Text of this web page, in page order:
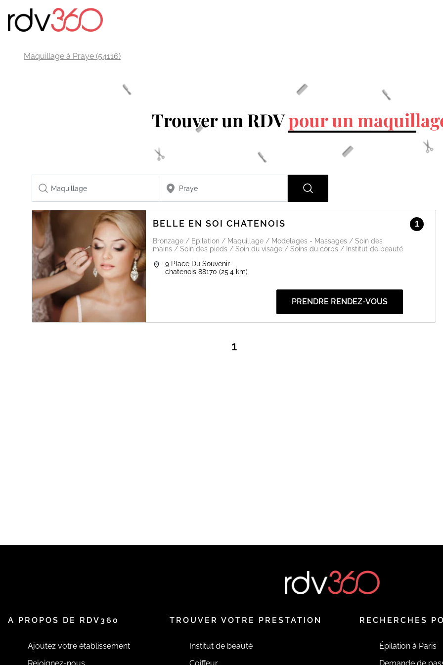
Maquillage à Praye (54116)
Trouver un RDVpour un
BELLE EN SOI CHATENOIS 1
Bronzage / Epilation / Maquillage / Modelages - Massages / Soin des
mains / Soin des pieds / Soin du visage / Soins du corps / Institut de beauté
9 Place Du Souvenir
chatenois 88170 (25.4 km)
PRENDRE RENDEZ-VOUS
1
A PROPOS DE RDV360
Ajoutez votre établissement
TROUVER VOTRE PRESTATION
Institut de beauté
RECHERCHES
Épilation à Paris